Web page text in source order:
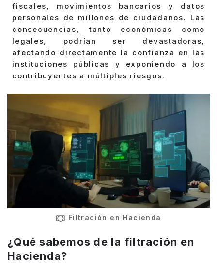
fiscales, movimientos bancarios y datos
personales de millones de ciudadanos. Las
consecuencias, tanto económicas como
legales, podrían ser devastadoras,
afectando directamente la confianza en las
instituciones públicas y exponiendo a los
contribuyentes a múltiples riesgos.
Filtración en Hacienda
¿Qué sabemos de la filtración en
Hacienda?